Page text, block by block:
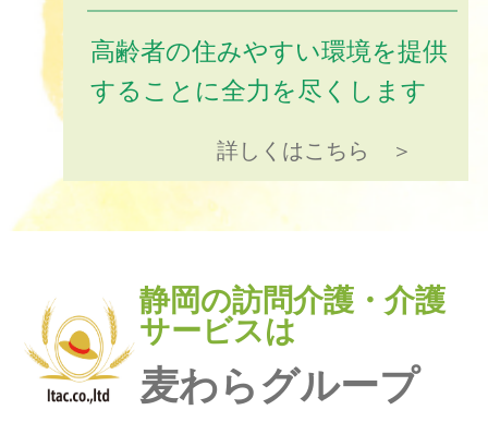
高齢者の住みやすい環境を提供
することに全力を尽くします
詳しくはこちら ＞
静岡の訪問介護・介護
サービスは
麦わらグループ